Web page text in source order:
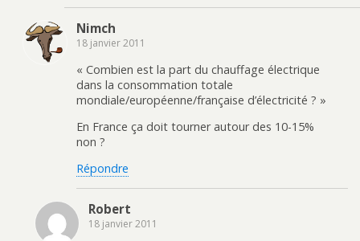
Nimch
18 janvier 2011
« Combien est la part du chauffage électrique
dans la consommation totale
mondiale/européenne/française d’électricité ? »
En France ça doit tourner autour des 10-15%
non ?
Répondre
Robert
18 janvier 2011